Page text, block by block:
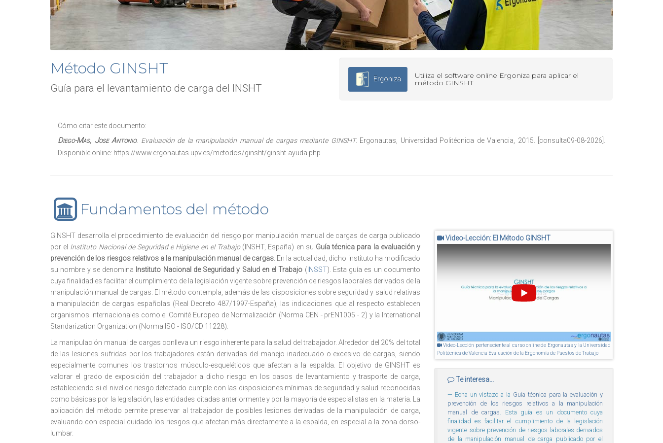
Método GINSHT
Guía para el levantamiento de carga del INSHT
Ergoniza
Utiliza el software online Ergoniza para aplicar el
método GINSHT
Cómo citar este documento:
Diego-Mas, Jose Antonio. Evaluación de la manipulación manual de cargas mediante GINSHT. Ergonautas, Universidad Politécnica de Valencia, 2015. [consulta09-08-2026].
Disponible online: https://www.ergonautas.upv.es/metodos/ginsht/ginsht-ayuda.php
Fundamentos del método
GINSHT desarrolla el procedimiento de evaluación del riesgo por manipulación manual de cargas de carga publicado
por el Instituto Nacional de Seguridad e Higiene en el Trabajo(INSHT, España) en su Guía técnica para la evaluación y
prevención de los riesgos relativos a la manipulación manual de cargas. En la actualidad, dicho instituto ha modificado
su nombre y se denomina Instituto Nacional de Seguridad y Salud en el Trabajo ( INSST). Esta guía es un documento
cuya finalidad es facilitar el cumplimiento de la legislación vigente sobre prevención de riesgos laborales derivados de la
manipulación manual de cargas. El método contempla, además de las disposiciones sobre seguridad y salud relativas
a manipulación de cargas españolas (Real Decreto 487/1997-España), las indicaciones que al respecto establecen
organismos internacionales como el Comité Europeo de Normalización (Norma CEN - prEN1005 - 2) y la International
Standarization Organization (Norma ISO - ISO/CD 11228).
La manipulación manual de cargas conlleva un riesgo inherente para la salud del trabajador. Alrededor del 20% del total
de las lesiones sufridas por los trabajadores están derivadas del manejo inadecuado o excesivo de cargas, siendo
especialmente comunes los trastornos músculo-esqueléticos que afectan a la espalda. El objetivo de GINSHT es
valorar el grado de exposición del trabajador a dicho riesgo en los casos de levantamiento y trasporte de carga,
estableciendo si el nivel de riesgo detectado cumple con las disposiciones mínimas de seguridad y salud reconocidas
como básicas por la legislación, las entidades citadas anteriormente y por la mayoría de especialistas en la materia. La
aplicación del método permite preservar al trabajador de posibles lesiones derivadas de la manipulación de carga,
evaluando con especial cuidado los riesgos que afectan más directamente a la espalda, en especial a la zona dorso-
lumbar.
Video-Lección: El Método GINSHT
Play
Video-Lección perteneciente al curso online de Ergonautas y la Universidad
Politécnica de Valencia Evaluación de la Ergonomía de Puestos de Trabajo
Te interesa...
Echa un vistazo a la Guía técnica para la evaluación y
prevención de los riesgos relativos a la manipulación
manual de cargas . Esta guía es un documento cuya
finalidad es facilitar el cumplimiento de la legislación
vigente sobre prevención de riesgos laborales derivados
de la manipulación manual de carga publicado por el